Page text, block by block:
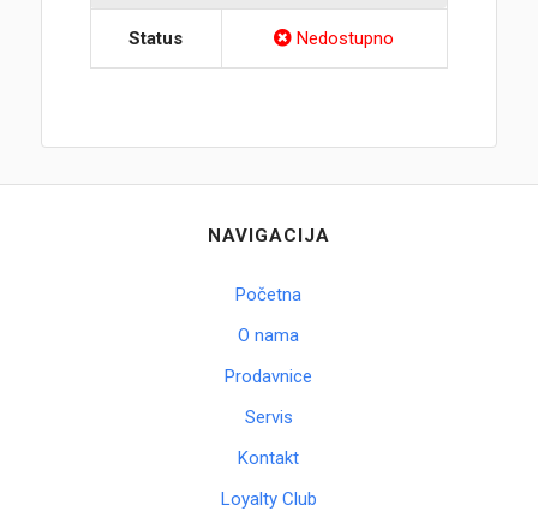
Status Nedostupno
NAVIGACIJA
Početna
O nama
Prodavnice
Servis
Kontakt
Loyalty Club